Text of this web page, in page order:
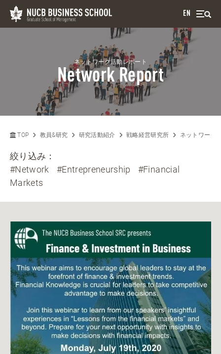
EN
ネットワーク活動レポート
Network Report
TOP 教員&研究 研究活動紹介 戦略経営研究所 ネットワーク
絞り込み：
#Network
#Entrepreneurship
#Financial
Markets